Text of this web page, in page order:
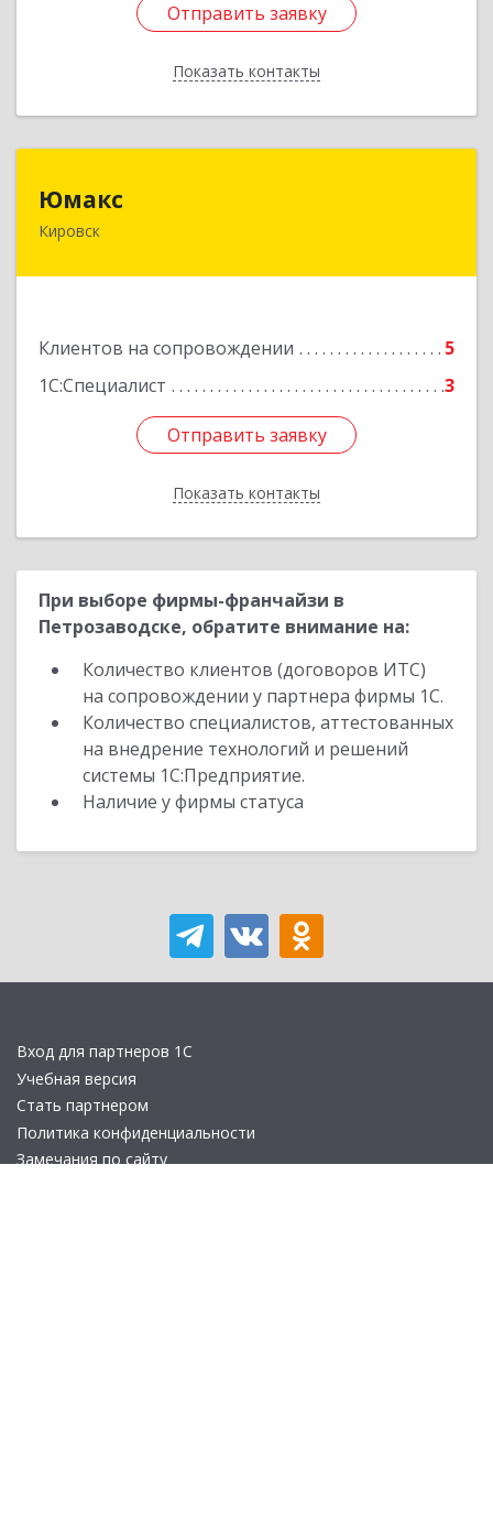
Отправить заявку
Показать контакты
Отправить заявку
Назад
Юмакс
Кировск
Клиентов на сопровождении
5
1С:Специалист
3
Отправить заявку
Показать контакты
187340, Ленинградская обл, Кировский р-н,
Отправить заявку
Назад
При выборе фирмы-франчайзи в
Петрозаводске, обратите внимание на:
Количество клиентов (договоров ИТС)
на сопровождении у партнера фирмы 1С.
Количество специалистов, аттестованных
на внедрение технологий и решений
системы 1С:Предприятие.
Наличие у фирмы статуса
Вход для партнеров 1С
Учебная версия
Стать партнером
Политика конфиденциальности
Замечания по сайту